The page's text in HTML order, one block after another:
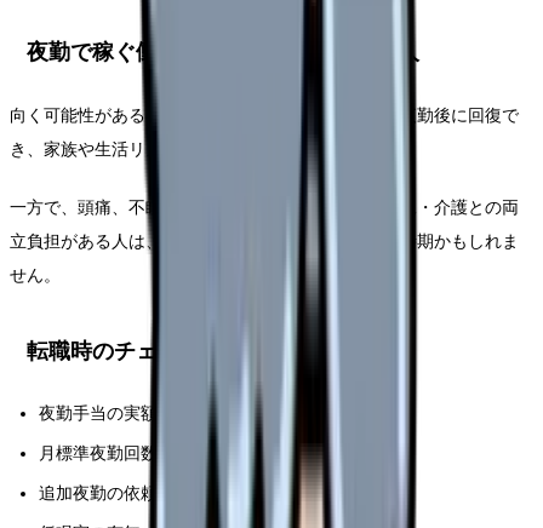
夜勤で稼ぐ働き方が向く人・向かない人
向く可能性があるのは、睡眠リズムを崩しにくく、夜勤後に回復で
き、家族や生活リズムとの相性が良い人です。
一方で、頭痛、不眠、胃腸症状、メンタル不調、育児・介護との両
立負担がある人は、夜勤回数で稼ぐ働き方を見直す時期かもしれま
せん。
転職時のチェック
夜勤手当の実額
月標準夜勤回数
追加夜勤の依頼頻度